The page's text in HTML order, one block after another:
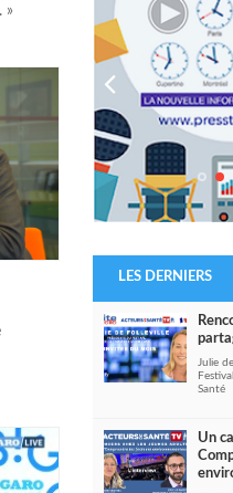
»
LES DERNIERS
Julie
Santé
Un